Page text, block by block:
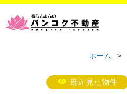
ホーム >
最近見た物件